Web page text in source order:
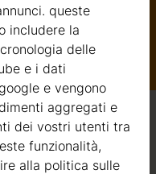
di strutture in
anni, abbiamo
Utilizziamo
lenta
nell’Europa del
queste
includere la
delle
e i dati
e vengono
aggregati e
dei vostri utenti tra
funzionalità,
alla politica sulle